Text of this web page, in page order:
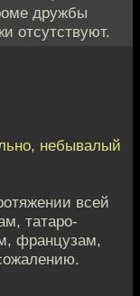
дружбы
отсутствуют.
небывалый
всей
татаро-
французам,